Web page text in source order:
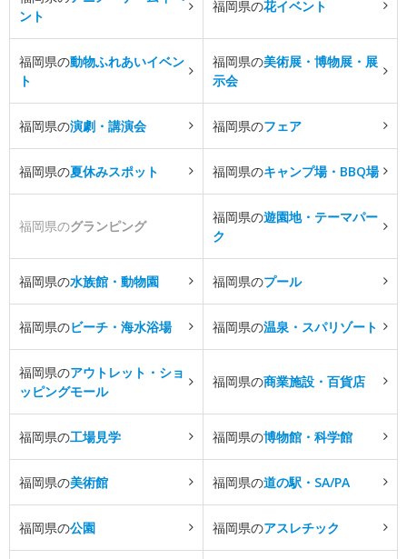
ント
福岡県の花イベント
福岡県の動物ふれあいイベン
ト
福岡県の美術展・博物展・展
示会
福岡県の演劇・講演会 福岡県のフェア
福岡県の夏休みスポット 福岡県のキャンプ場・BBQ場
福岡県のグランピング
福岡県の遊園地・テーマパー
ク
福岡県の水族館・動物園 福岡県のプール
福岡県のビーチ・海水浴場 福岡県の温泉・スパリゾート
福岡県のアウトレット・ショ
ッピングモール
福岡県の商業施設・百貨店
福岡県の工場見学 福岡県の博物館・科学館
福岡県の美術館 福岡県の道の駅・SA/PA
福岡県の公園 福岡県のアスレチック